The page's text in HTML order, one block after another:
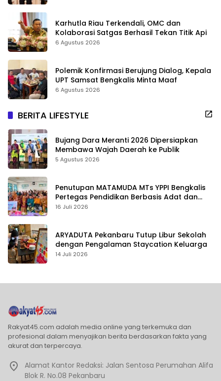
Karhutla Riau Terkendali, OMC dan
Kolaborasi Satgas Berhasil Tekan Titik Api
6 Agustus 2026
Polemik Konfirmasi Berujung Dialog, Kepala
UPT Samsat Bengkalis Minta Maaf
6 Agustus 2026
BERITA LIFESTYLE
Bujang Dara Meranti 2026 Dipersiapkan
Membawa Wajah Daerah ke Publik
5 Agustus 2026
Penutupan MATAMUDA MTs YPPI Bengkalis
Pertegas Pendidikan Berbasis Adat dan
Karakter
16 Juli 2026
ARYADUTA Pekanbaru Tutup Libur Sekolah
dengan Pengalaman Staycation Keluarga
14 Juli 2026
Rakyat45.com adalah media online yang terkemuka dan
profesional dalam menyajikan berita berdasarkan fakta yang
akurat dan terpercaya.
Alamat Kantor Redaksi: Jalan Sentosa Perumahan Alifa
Blok R. No.08 Pekanbaru